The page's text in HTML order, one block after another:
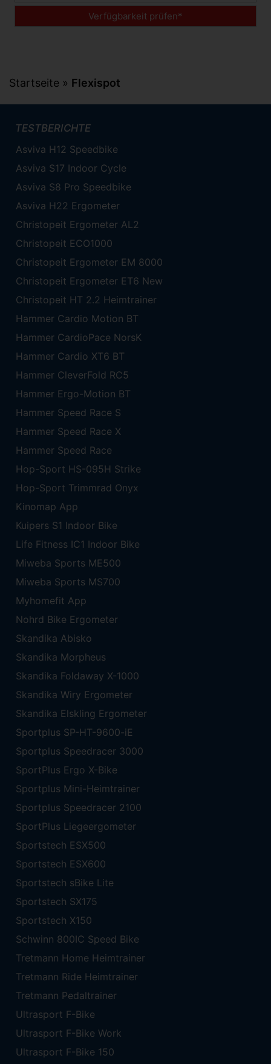
Verfügbarkeit prüfen*
Startseite » Flexispot
TESTBERICHTE
Asviva H12 Speedbike
Asviva S17 Indoor Cycle
Asviva S8 Pro Speedbike
Asviva H22 Ergometer
Christopeit Ergometer AL2
Christopeit ECO1000
Christopeit Ergometer EM 8000
Christopeit Ergometer ET6 New
Christopeit HT 2.2 Heimtrainer
Hammer Cardio Motion BT
Hammer CardioPace NorsK
Hammer Cardio XT6 BT
Hammer CleverFold RC5
Hammer Ergo-Motion BT
Hammer Speed Race S
Hammer Speed Race X
Hammer Speed Race
Hop-Sport HS-095H Strike
Hop-Sport Trimmrad Onyx
Kinomap App
Kuipers S1 Indoor Bike
Life Fitness IC1 Indoor Bike
Miweba Sports ME500
Miweba Sports MS700
Myhomefit App
Nohrd Bike Ergometer
Skandika Abisko
Skandika Morpheus
Skandika Foldaway X-1000
Skandika Wiry Ergometer
Skandika Elskling Ergometer
Sportplus SP-HT-9600-iE
Sportplus Speedracer 3000
SportPlus Ergo X-Bike
Sportplus Mini-Heimtrainer
Sportplus Speedracer 2100
SportPlus Liegeergometer
Sportstech ESX500
Sportstech ESX600
Sportstech sBike Lite
Sportstech SX175
Sportstech X150
Schwinn 800IC Speed Bike
Tretmann Home Heimtrainer
Tretmann Ride Heimtrainer
Tretmann Pedaltrainer
Ultrasport F-Bike
Ultrasport F-Bike Work
Ultrasport F-Bike 150